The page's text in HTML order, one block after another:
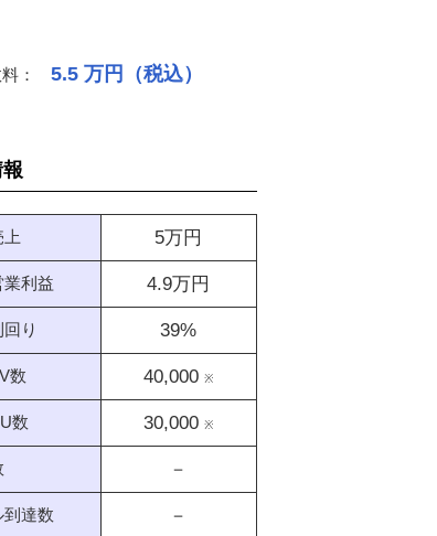
： 5.5 万円（税込）
上 5万円
業利益 4.9万円
り 39%
数 40,000 ※
数 30,000 ※
－
到達数 －